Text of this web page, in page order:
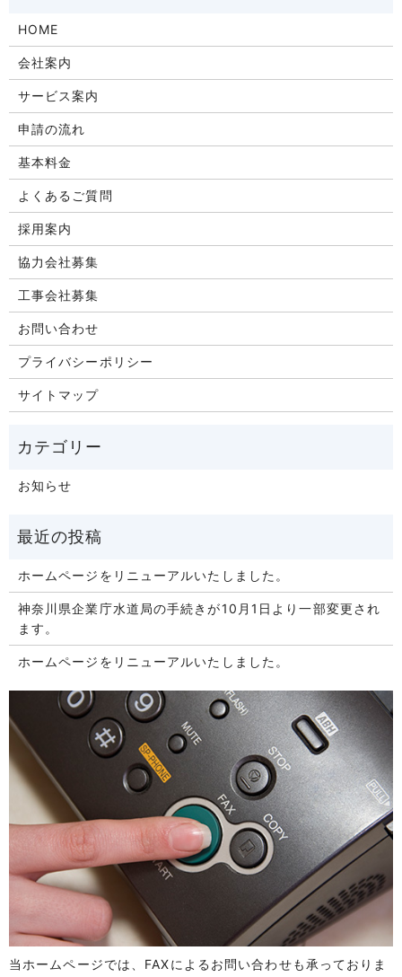
HOME
会社案内
サービス案内
申請の流れ
基本料金
よくあるご質問
採用案内
協力会社募集
工事会社募集
お問い合わせ
プライバシーポリシー
サイトマップ
お知らせ
ホームページをリニューアルいたしました。
神奈川県企業庁水道局の手続きが10月1日より一部変更され
ます。
ホームページをリニューアルいたしました。
当ホームページでは、FAXによるお問い合わせも承っておりま